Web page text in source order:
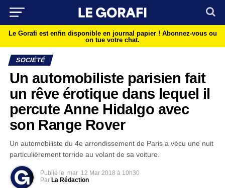
Le Gorafi est enfin disponible en journal papier ! Abonnez-vous ou
on tue votre chat.
SOCIÉTÉ
Un automobiliste parisien fait
un rêve érotique dans lequel il
percute Anne Hidalgo avec
son Range Rover
Un automobiliste du 4e arrondissement de Paris a vécu une nuit
particulièrement torride au volant de sa voiture.
Publié le mar 12 Mar 2018 à 10h30
Par La Rédaction